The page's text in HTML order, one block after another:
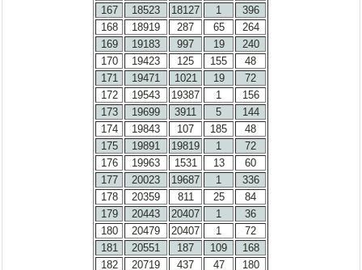
167
18523 18127 1
396
168
18919 287 65
264
169
19183 997 19
240
170
19423 125 155
48
171
19471 1021 19
72
172
19543 19387 1
156
173
19699 3911 5
144
174
19843 107 185
48
175
19891 19819 1
72
176
19963 1531 13
60
177
20023 19687 1
336
178
20359 811 25
84
179
20443 20407 1
36
180
20479 20407 1
72
181
20551 187 109
168
182
20719 437 47
180